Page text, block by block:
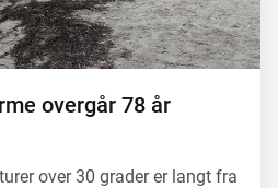
overgår 78 år
over 30 grader er langt fra